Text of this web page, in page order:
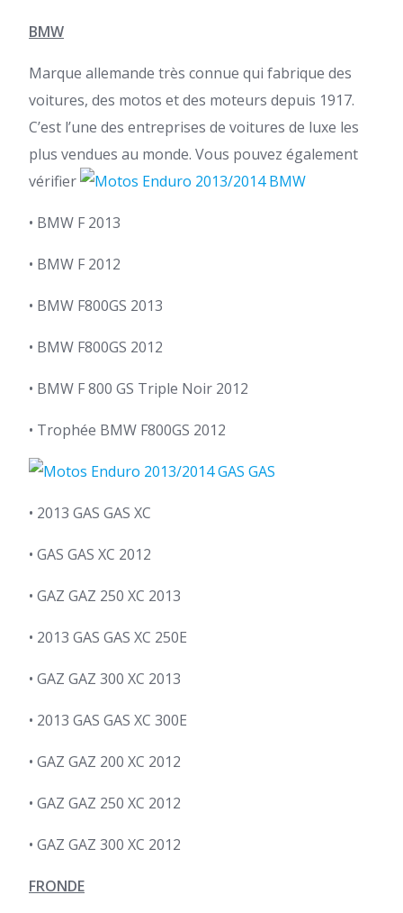
BMW
Marque allemande très connue qui fabrique des
voitures, des motos et des moteurs depuis 1917.
C’est l’une des entreprises de voitures de luxe les
plus vendues au monde. Vous pouvez également
vérifier
• BMW F 2013
• BMW F 2012
• BMW F800GS 2013
• BMW F800GS 2012
• BMW F 800 GS Triple Noir 2012
• Trophée BMW F800GS 2012
• 2013 GAS GAS XC
• GAS GAS XC 2012
• GAZ GAZ 250 XC 2013
• 2013 GAS GAS XC 250E
• GAZ GAZ 300 XC 2013
• 2013 GAS GAS XC 300E
• GAZ GAZ 200 XC 2012
• GAZ GAZ 250 XC 2012
• GAZ GAZ 300 XC 2012
FRONDE